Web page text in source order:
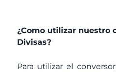
¿Como utilizar nuestro
Divisas?
Para utilizar el